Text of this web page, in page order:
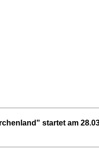
startet am